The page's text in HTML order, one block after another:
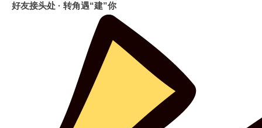
好友接头处 · 转角遇“建”你